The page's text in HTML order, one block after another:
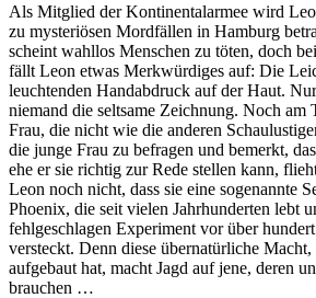
Als Mitglied der Kontinentalarmee wird
zu mysteriösen Mordfällen in Hamburg
scheint wahllos Menschen zu töten, doch
fällt Leon etwas Merkwürdiges auf: Die
leuchtenden Handabdruck auf der Haut.
niemand die seltsame Zeichnung. Noch am
Frau, die nicht wie die anderen
die junge Frau zu befragen und bemerkt,
ehe er sie richtig zur Rede stellen kann,
Leon noch nicht, dass sie eine sogenannte
Phoenix, die seit vielen Jahrhunderten lebt
fehlgeschlagen Experiment vor über
versteckt. Denn diese übernatürliche Macht,
aufgebaut hat, macht Jagd auf jene, deren
brauchen …